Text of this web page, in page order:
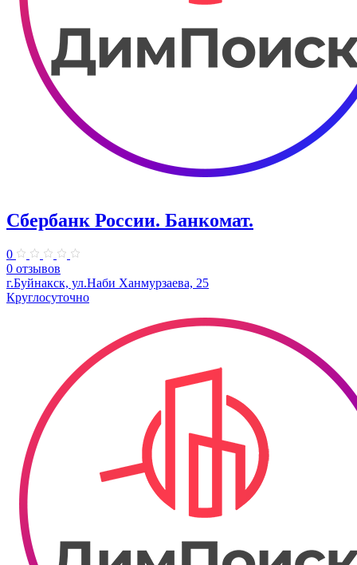
Сбербанк России. Банкомат.
0
0 отзывов
г.Буйнакск, ул.Наби Ханмурзаева, 25
Круглосуточно